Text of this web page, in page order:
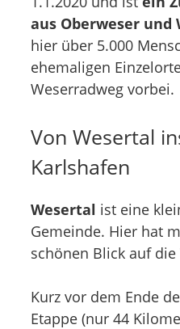
aus Oberweser und
hier über 5.000
ehemaligen
Weserradweg vorbei.
Von Wesertal
Karlshafen
Wesertal ist eine
Gemeinde. Hier hat
schönen Blick auf die
Kurz vor dem Ende
Etappe (nur 44